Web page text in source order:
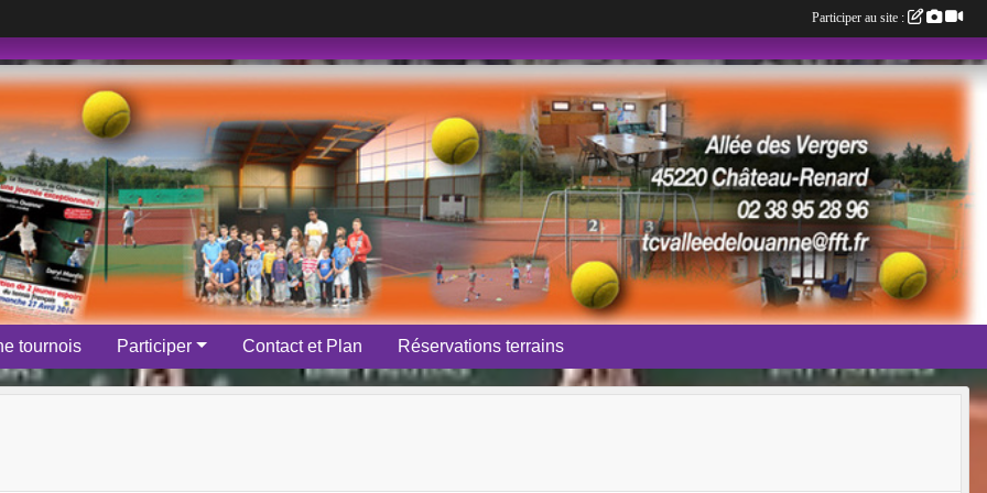
tournois Participer Contact et Plan Réservations terrains
Participer au site :